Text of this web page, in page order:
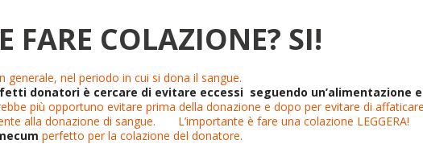
FARE COLAZIONE? SI!
generale, nel periodo in cui si dona il sangue.
donatori è cercare di evitare eccessi seguendo un’alimentazione
più opportuno evitare prima della donazione e dopo per evitare di
alla donazione di sangue. L’importante è fare una colazione LEGGERA!
perfetto per la colazione del donatore.